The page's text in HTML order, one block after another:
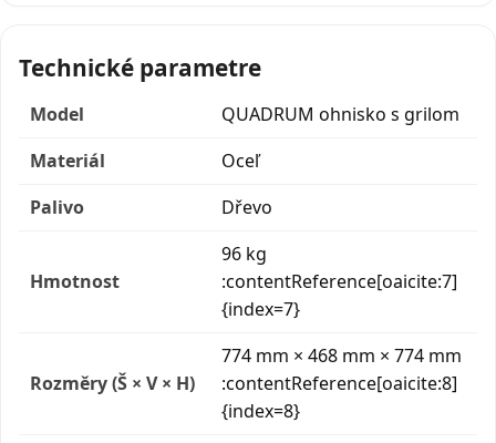
Technické parametre
Model
QUADRUM ohnisko s grilom
Materiál
Oceľ
Palivo
Dřevo
Hmotnost
96 kg
:contentReference[oaicite:7]
{index=7}
Rozměry (Š × V × H)
774 mm × 468 mm × 774 mm
:contentReference[oaicite:8]
{index=8}